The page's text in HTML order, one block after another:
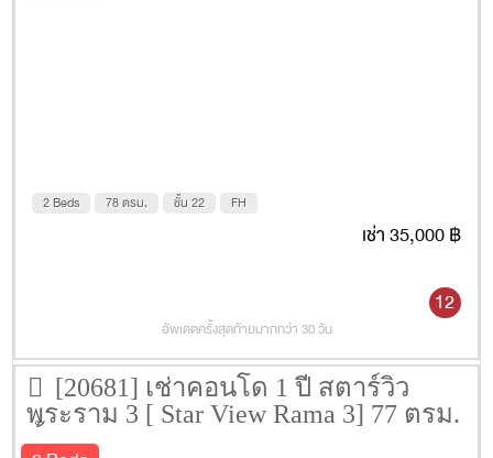
2 Beds 78 ตรม. ชั้น 22 FH
เช่า 35,000 ฿
12
อัพเดตครั้งสุดท้ายมากกว่า 30 วัน
[20681] เช่าคอนโด 1 ปี สตาร์วิว
พระราม 3 [ Star View Rama 3] 77 ตรม.
ชั้น 51